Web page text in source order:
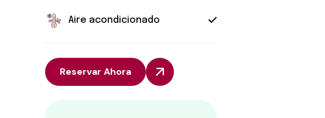
Aire acondicionado
Reservar Ahora